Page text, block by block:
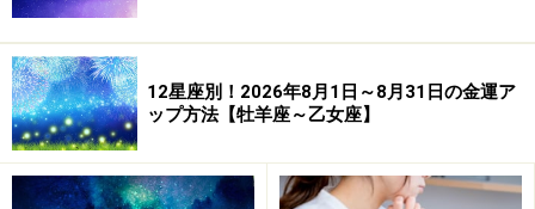
巳節（立夏、小満）……卯、辰の日
午節（芒種、夏至）……巳、午の日
未節（小暑、大暑）……酉、午の日
申節（立秋、処暑）……子、未の日
酉節（白露、秋分）……卯、申の日
戌節（寒露、霜降）……酉、午の日
12星座別！2026年8月1日～8月31日の金運ア
ップ方法【牡羊座～乙女座】